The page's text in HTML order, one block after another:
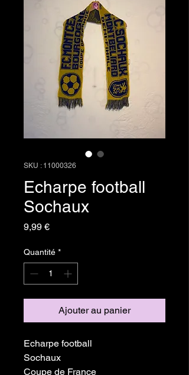
SKU : 11000326
Echarpe football
Sochaux
9,99 €Prix
Quantité *
Ajouter au panier
Echarpe football
Sochaux
Coupe de France